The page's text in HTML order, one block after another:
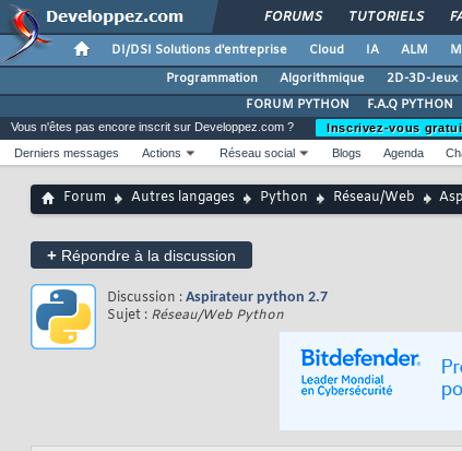
FORUMS TUTORIELS
DI/DSI Solutions d'entreprise Cloud IA ALM
Programmation
Algorithmique 2D-3D-Jeux
FORUM PYTHON
F.A.Q PYTHON
Vous n'êtes pas encore inscrit sur Developpez.com ?
Inscrivez-vous
Derniers messages
Actions Réseau social Blogs Agenda
Forum Autres langages Python Réseau/Web
+ Répondre à la discussion
Discussion : Aspirateur python 2.7
Sujet : Réseau/Web Python